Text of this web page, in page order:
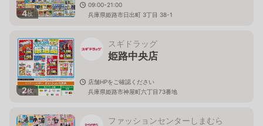
4枚
09:00-21:00
兵庫県姫路市日出町 3丁目 38-1
2枚
スギドラッグ
姫路中央店
店舗HPをご確認ください
兵庫県姫路市神屋町六丁目73番地
ファッションセンターしまむら